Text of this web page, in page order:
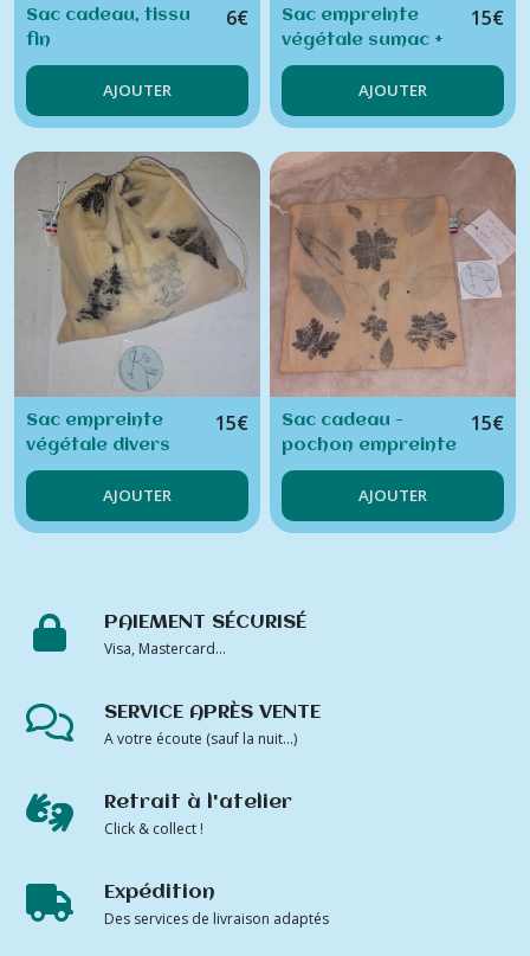
Sac cadeau, tissu
fin
6€
AJOUTER
Sac empreinte
végétale sumac +
autres végétaux
ecoprint
15€
AJOUTER
Sac empreinte
végétale divers
végétaux ecoprint
15€
AJOUTER
Sac cadeau -
pochon empreinte
végétale géranium
des bois et autres
végétaux ecoprint
15€
AJOUTER
PAIEMENT SÉCURISÉ
Visa, Mastercard...
SERVICE APRÈS VENTE
A votre écoute (sauf la nuit...)
Retrait à l'atelier
Click & collect !
Expédition
Des services de livraison adaptés